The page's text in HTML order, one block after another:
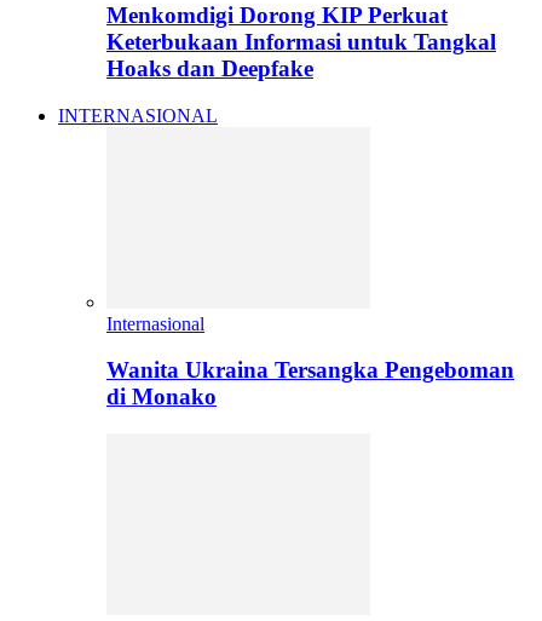
Menkomdigi Dorong KIP Perkuat
Keterbukaan Informasi untuk Tangkal
Hoaks dan Deepfake
INTERNASIONAL
Internasional
Wanita Ukraina Tersangka Pengeboman
di Monako